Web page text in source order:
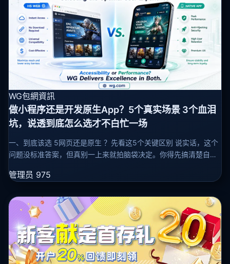
WG包網資訊
做小程序还是开发原生App？5个真实场景 3个血泪
坑，说透到底怎么选才不白忙一场
一、到底该选 5网页还是原生 ？先看这5个关键区别 说实话，这个
问题没标准答案，但真别一上来就拍脑袋决定。你得先搞清楚自己
管理员 975